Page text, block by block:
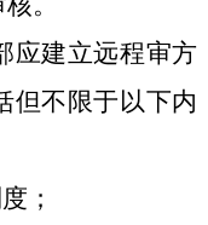
应建立远程审方
但不限于以下内
；